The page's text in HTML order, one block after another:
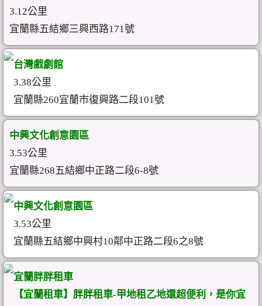
3.12公里
宜蘭縣五結鄉三興西路171號
台灣戲劇館
3.38公里
宜蘭縣260宜蘭市復興路二段101號
中興文化創意園區
3.53公里
宜蘭縣268五結鄉中正路二段6-8號
中興文化創意園區
3.53公里
宜蘭縣五結鄉中興村10鄰中正路二段6之8號
宜蘭胖胖租車
【宜蘭租車】胖胖租車-甲地租乙地還超便利，是你宜